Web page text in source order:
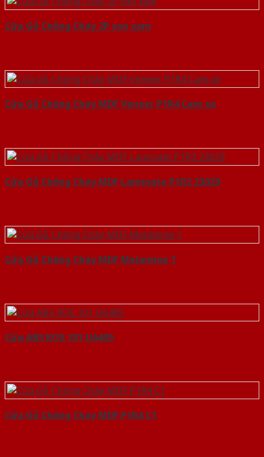
Cửa Gỗ Chống Cháy 2P son xam
Cửa Gỗ Chống Cháy MDF Veneer P1R4 Cam xe
Cửa Gỗ Chống Cháy MDF Laminate P1R2 23029
Cửa Gỗ Chống Cháy MDF Melamine 1
Cửa ABS KOS 101 U6405
Cửa Gỗ Chống Cháy MDF P1R4 C1